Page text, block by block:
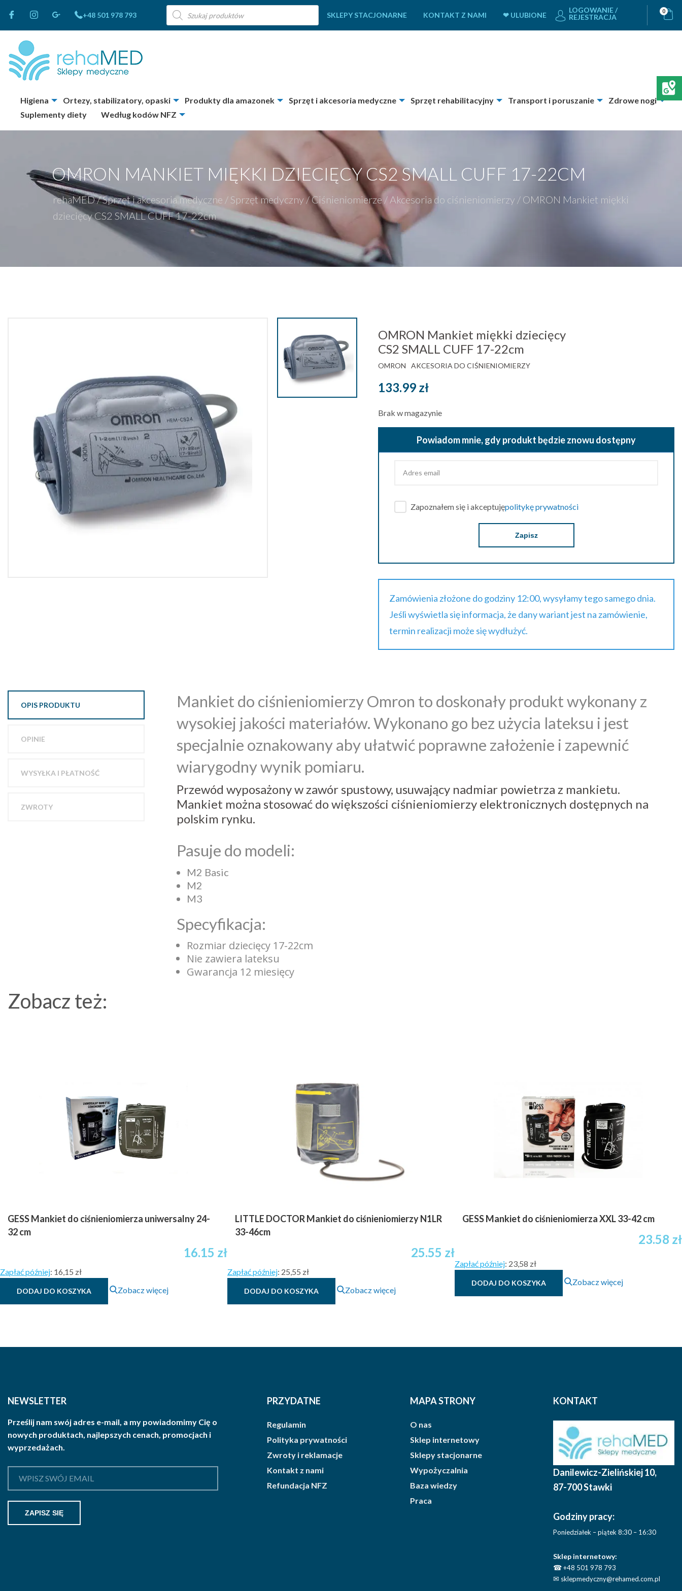
+48 501 978 793
Wyszukiwarka
produktów
SKLEPY STACJONARNE KONTAKT Z NAMI ❤ ULUBIONE
LOGOWANIE /
REJESTRACJA
0
Higiena Ortezy, stabilizatory, opaski Produkty dla amazonek Sprzęt i akcesoria medyczne Sprzęt rehabilitacyjny Transport i poruszanie
Zdrowe nogi
Suplementy diety
Według kodów NFZ
OMRON MANKIET MIĘKKI DZIECIĘCY CS2 SMALL CUFF 17-22CM
rehaMED/Sprzęt i akcesoria medyczne / Sprzęt medyczny/Ciśnieniomierze / Akcesoria do ciśnieniomierzy / OMRON Mankiet miękki
dziecięcy CS2 SMALL CUFF 17-22cm
OMRON Mankiet miękki dziecięcy
CS2 SMALL CUFF 17-22cm
OMRON AKCESORIA DO CIŚNIENIOMIERZY
133.99 zł
Brak w magazynie
Powiadom mnie, gdy produkt będzie znowu dostępny
Zapoznałem się i akceptujępolitykę prywatności
Zapisz
Zamówienia złożone do godziny 12:00, wysyłamy tego samego dnia.
Jeśli wyświetla się informacja, że dany wariant jest na zamówienie,
termin realizacji może się wydłużyć.
OPIS PRODUKTU
OPINIE
WYSYŁKA I PŁATNOŚĆ
ZWROTY
Mankiet do ciśnieniomierzy Omron to doskonały produkt wykonany z
wysokiej jakości materiałów. Wykonano go bez użycia lateksu i jest
specjalnie oznakowany aby ułatwić poprawne założenie i zapewnić
wiarygodny wynik pomiaru.
Przewód wyposażony w zawór spustowy, usuwający nadmiar powietrza z mankietu.
Mankiet można stosować do większości ciśnieniomierzy elektronicznych dostępnych na
polskim rynku.
Pasuje do modeli:
M2 Basic
M2
M3
Specyfikacja:
Rozmiar dziecięcy 17-22cm
Nie zawiera lateksu
Gwarancja 12 miesięcy
Zobacz też:
GESS Mankiet do ciśnieniomierza uniwersalny 24-
32 cm
16.15 zł
Zapłać później: 16,15 zł
DODAJ DO KOSZYKA Zobacz więcej
LITTLE DOCTOR Mankiet do ciśnieniomierzy N1LR
33-46cm
25.55 zł
Zapłać później: 25,55 zł
DODAJ DO KOSZYKA Zobacz więcej
GESS Mankiet do ciśnieniomierza XXL 33-42 cm
23.58 zł
Zapłać później: 23,58 zł
DODAJ DO KOSZYKA Zobacz więcej
NEWSLETTER
Prześlij nam swój adres e-mail, a my powiadomimy Cię o
nowych produktach, najlepszych cenach, promocjach i
wyprzedażach.
PRZYDATNE
Regulamin
Polityka prywatności
Zwroty i reklamacje
Kontakt z nami
Refundacja NFZ
MAPA STRONY
O nas
Sklep internetowy
Sklepy stacjonarne
Wypożyczalnia
Baza wiedzy
Praca
KONTAKT
Danilewicz-Zielińskiej 10,
87-700 Stawki
Godziny pracy:
Poniedziałek – piątek 8:30 – 16:30
Sklep internetowy:
☎+48 501 978 793
✉ sklepmedyczny@rehamed.com.pl